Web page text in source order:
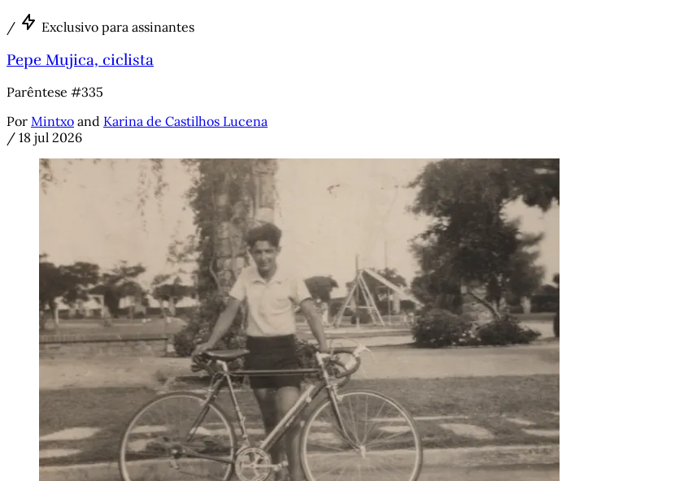
/ Exclusivo para assinantes
Pepe Mujica, ciclista
Parêntese #335
Por Mintxo and Karina de Castilhos Lucena
/ 18 jul 2026